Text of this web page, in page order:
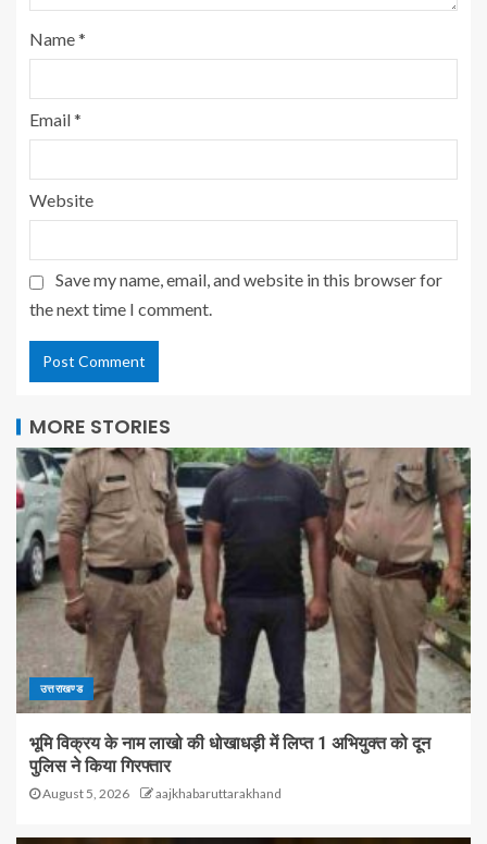
Name*
Email*
Website
Save my name, email, and website in this browser for
the next time I comment.
MORE STORIES
उत्तराखण्ड
भूमि विक्रय के नाम लाखो की धोखाधड़ी में लिप्त 1 अभियुक्त को दून
पुलिस ने किया गिरफ्तार
August 5, 2026 aajkhabaruttarakhand